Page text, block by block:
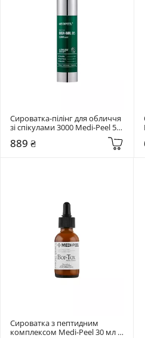
Сироватка-пілінг для обличчя
зі спікулами 3000 Medi-Peel 50
Serum
889 ₴
Сироватка з пептидним
комплексом Medi-Peel 30 мл